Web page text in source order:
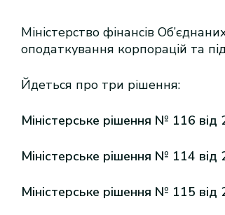
Міністерство фінансів
оподаткування корпорацій та
Йдеться про три рішення:
Міністерське рішення № 116
Міністерське рішення № 114
Міністерське рішення № 115